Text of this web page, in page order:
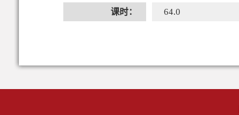
课时： 64.0